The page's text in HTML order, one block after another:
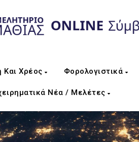
Και Χρέος Φορολογιστικά
Νέα / Μελέτες